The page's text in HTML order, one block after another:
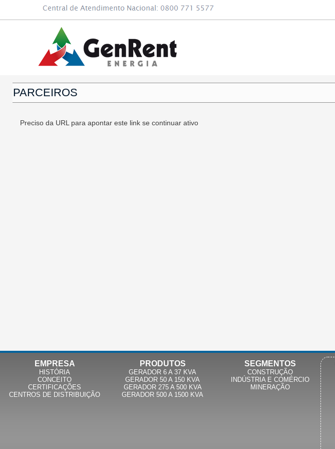
PARCEIROS
Preciso da URL para apontar este link se continuar ativo
EMPRESA
HISTÓRIA
CONCEITO
CERTIFICAÇÕES
CENTROS DE DISTRIBUIÇÃO
PRODUTOS
GERADOR 6 A 37 KVA
GERADOR 50 A 150 KVA
GERADOR 275 A 500 KVA
GERADOR 500 A 1500 KVA
SEGMENTOS
CONSTRUÇÃO
INDÚSTRIA E COMÉRCIO
MINERAÇÃO